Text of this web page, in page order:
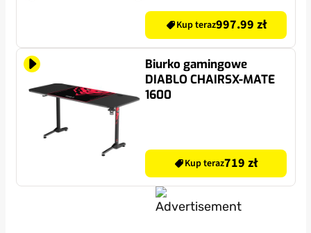
Kup teraz997.99 zł
Biurko gamingowe
DIABLO CHAIRSX-MATE
1600
Kup teraz719 zł